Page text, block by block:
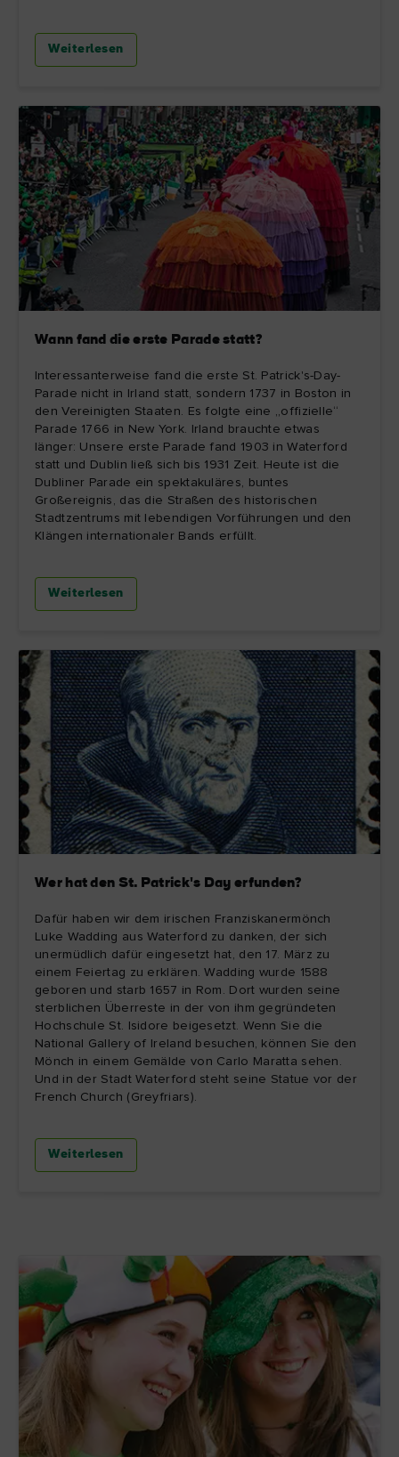
Weiterlesen
Wann fand die erste Parade statt?
Interessanterweise fand die erste St. Patrick's-Day-
Parade nicht in Irland statt, sondern 1737 in Boston in
den Vereinigten Staaten. Es folgte eine „offizielle“
Parade 1766 in New York. Irland brauchte etwas
länger: Unsere erste Parade fand 1903 in Waterford
statt und Dublin ließ sich bis 1931 Zeit. Heute ist die
Dubliner Parade ein spektakuläres, buntes
Großereignis, das die Straßen des historischen
Stadtzentrums mit lebendigen Vorführungen und den
Klängen internationaler Bands erfüllt.
Weiterlesen
Wer hat den St. Patrick's Day erfunden?
Dafür haben wir dem irischen Franziskanermönch
Luke Wadding aus Waterford zu danken, der sich
unermüdlich dafür eingesetzt hat, den 17. März zu
einem Feiertag zu erklären. Wadding wurde 1588
geboren und starb 1657 in Rom. Dort wurden seine
sterblichen Überreste in der von ihm gegründeten
Hochschule St. Isidore beigesetzt. Wenn Sie die
National Gallery of Ireland besuchen, können Sie den
Mönch in einem Gemälde von Carlo Maratta sehen.
Und in der Stadt Waterford steht seine Statue vor der
French Church (Greyfriars).
Weiterlesen